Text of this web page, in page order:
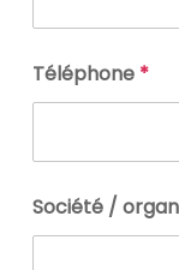
Téléphone *
Société /